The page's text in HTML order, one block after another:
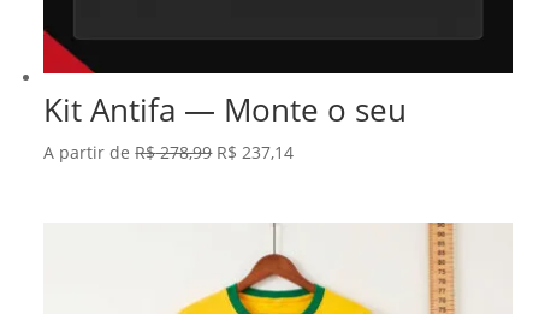
Kit Antifa — Monte o seu
A partir deR$278,99 O
R$ 278,99.
R$ 237,14O
R$ 237,14.